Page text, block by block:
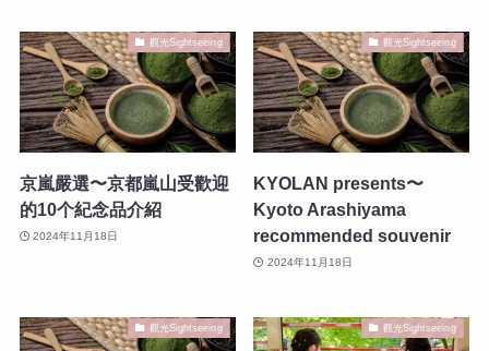
觀光Sightseeing
京嵐嚴選〜京都嵐山受歡迎
的10个紀念品介紹
2024年11月18日
觀光Sightseeing
KYOLAN presents〜
Kyoto Arashiyama
recommended souvenir
2024年11月18日
觀光Sightseeing 觀光Sightseeing